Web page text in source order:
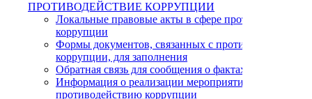
ПРОТИВОДЕЙСТВИЕ КОРРУПЦИИ
Локальные правовые акты в сфере противодействия
коррупции
Формы документов, связанных с противодействием
коррупции, для заполнения
Обратная связь для сообщения о фактах коррупции
Информация о реализации мероприятий по
противодействию коррупции